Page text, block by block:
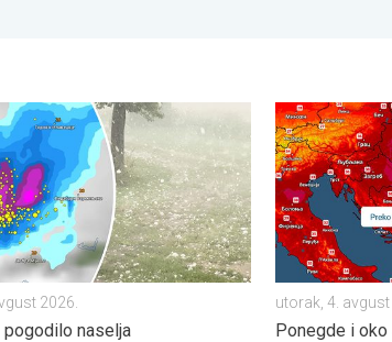
četvrtak, 6. avgust 2026.
grada u Poljskoj. Nevreme pogodilo naselja. .
2026.
pogodilo naselja
Sunčano,
utorak, 4. avgust
Ponegde i oko